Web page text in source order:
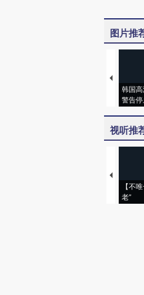
图片推
韩国
警告
视听推
【不
老”